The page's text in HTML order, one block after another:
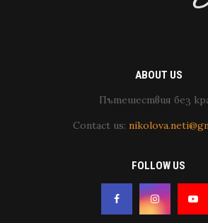
ABOUT US
Пътешествия без
Contact us:
FOLLOW US